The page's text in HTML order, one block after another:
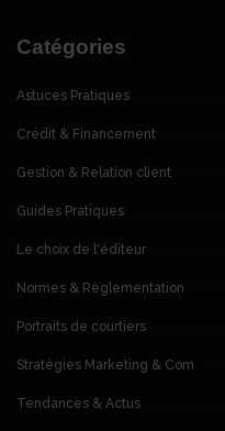
Catégories
Astuces Pratiques
Crédit & Financement
Gestion & Relation client
Guides Pratiques
Le choix de l'éditeur
Normes & Règlementation
Portraits de courtiers
Stratégies Marketing & Com
Tendances & Actus